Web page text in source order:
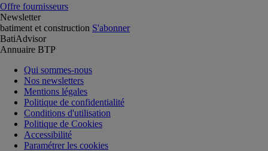
Offre fournisseurs
Newsletter
batiment et construction S'abonner
BatiAdvisor
Annuaire BTP
Qui sommes-nous
Nos newsletters
Mentions légales
Politique de confidentialité
Conditions d'utilisation
Politique de Cookies
Accessibilité
Paramétrer les cookies